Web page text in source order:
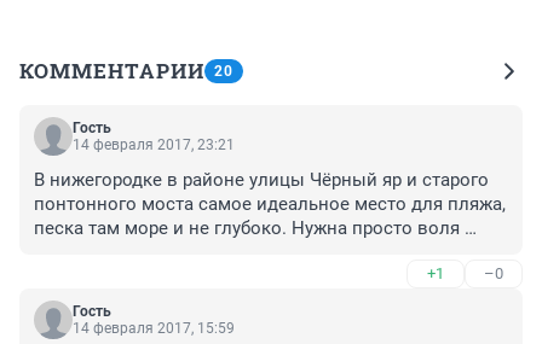
КОММЕНТАРИИ 20
Гость
14 февраля 2017, 23:21
В нижегородке в районе улицы Чёрный яр и старого
понтонного моста самое идеальное место для пляжа,
песка там море и не глубоко. Нужна просто воля
+1 –0
Гость
14 февраля 2017, 15:59